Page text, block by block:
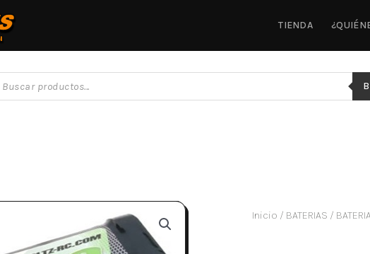
TIENDA
Inicio / BATERIAS /